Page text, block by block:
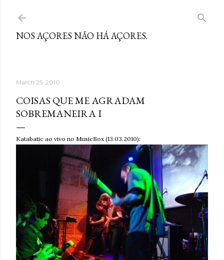
NOS AÇORES NÃO HÁ AÇORES.
March 25, 2010
COISAS QUE ME AGRADAM
SOBREMANEIRA I
Katabatic ao vivo no MusicBox (13.03.2010):